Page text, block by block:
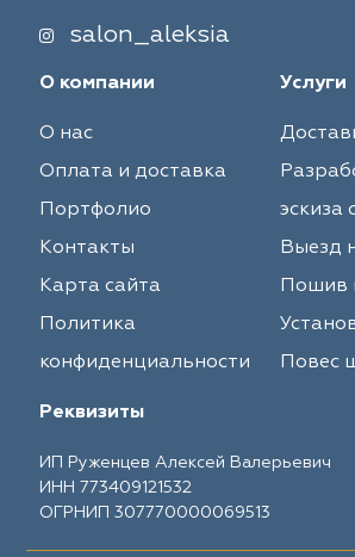
salon_aleksia
О компании
О нас
Оплата и доставка
Портфолио
Контакты
Карта сайта
Политика
конфиденциальности
Услуги
эскиза
Выезд
Пошив
Повес
Реквизиты
ИП Руженцев Алексей Валерьевич
ИНН 773409121532
ОГРНИП 307770000069513